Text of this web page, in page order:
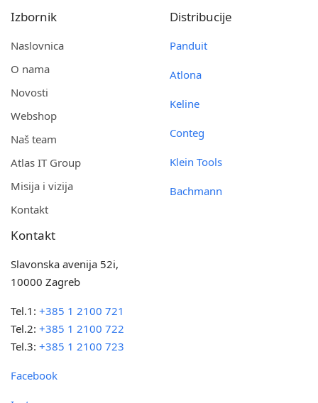
Izbornik
Naslovnica
O nama
Novosti
Webshop
Naš team
Atlas IT Group
Misija i vizija
Kontakt
Distribucije
Panduit
Atlona
Keline
Conteg
Klein Tools
Bachmann
Kontakt
Slavonska avenija 52i,
10000 Zagreb
Tel.1:+385 1 2100 721
Tel.2:+385 1 2100 722
Tel.3:+385 1 2100 723
Facebook